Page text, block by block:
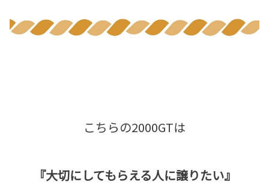
こちらの2000GTは
『大切にしてもらえる人に譲りたい』